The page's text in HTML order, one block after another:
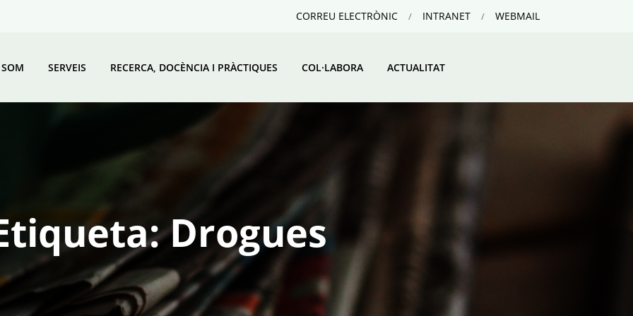
CORREU ELECTRÒNIC INTRANET WEBMAIL
SERVEIS RECERCA, DOCÈNCIA I PRÀCTIQUES COL·LABORA ACTUALITAT
Drogues